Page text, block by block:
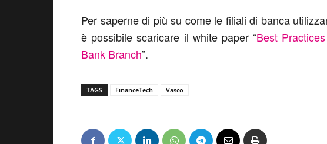
Per saperne di più su come le filiali di banca
è possibile scaricare il white paper “Best
Bank Branch”.
TAGS FinanceTech Vasco